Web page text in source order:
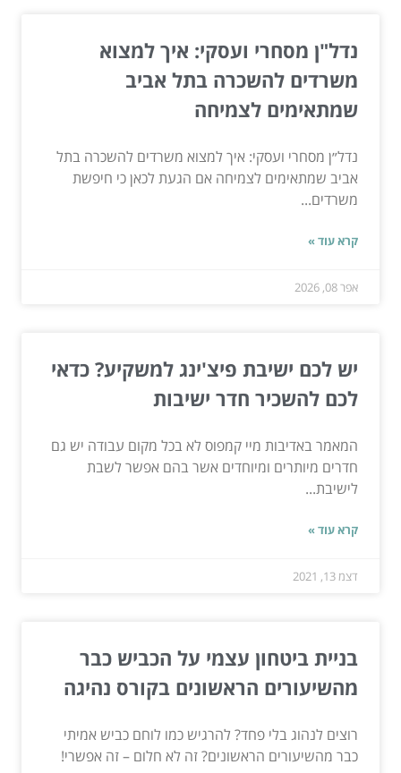
נדל"ן מסחרי ועסקי: איך למצוא
משרדים להשכרה בתל אביב
שמתאימים לצמיחה
נדל״ן מסחרי ועסקי: איך למצוא משרדים להשכרה בתל
אביב שמתאימים לצמיחה אם הגעת לכאן כי חיפשת
משרדים...
קרא עוד »
אפר 08, 2026
יש לכם ישיבת פיצ'ינג למשקיע? כדאי
לכם להשכיר חדר ישיבות
המאמר באדיבות מיי קמפוס לא בכל מקום עבודה יש גם
חדרים מיותרים ומיוחדים אשר בהם אפשר לשבת
לישיבת...
קרא עוד »
דצמ 13, 2021
בניית ביטחון עצמי על הכביש כבר
מהשיעורים הראשונים בקורס נהיגה
רוצים לנהוג בלי פחד? להרגיש כמו לוחם כביש אמיתי
כבר מהשיעורים הראשונים? זה לא חלום – זה אפשרי!